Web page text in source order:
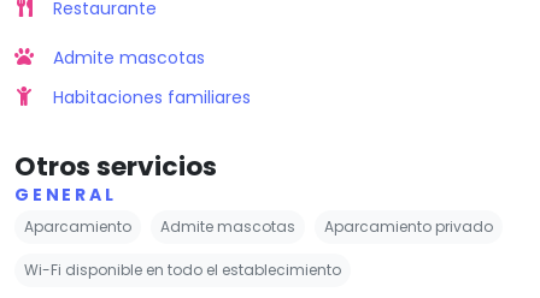
Restaurante
Admite mascotas
Habitaciones familiares
Otros servicios
GENERAL
Aparcamiento Admite mascotas Aparcamiento privado
Wi-Fi disponible en todo el establecimiento